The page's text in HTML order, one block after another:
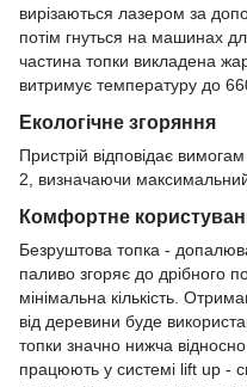
вирізаються лазером за
потім гнуться на машинах
частина топки викладена
витримує температуру до
Екологічне згоряння
Пристрій відповідає
2, визначаючи
Комфортне
Безруштова топка -
паливо згоряє до дрібного
мінімальна кількість.
від деревини буде
топки значно нижча
працюють у системі lift up -